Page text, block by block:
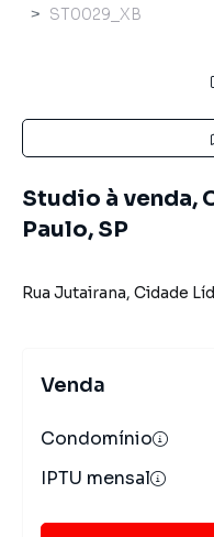
ST0029_XB
Studio à venda,
Paulo, SP
Rua Jutairana, Cidade
Venda
Condomínio
IPTU mensal